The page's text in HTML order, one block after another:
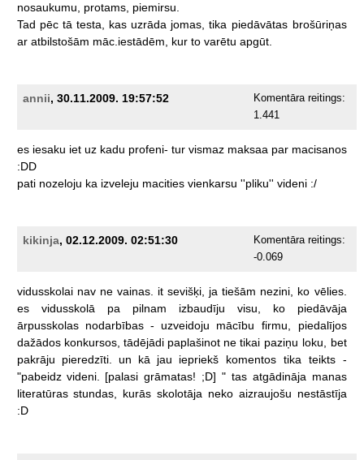
nosaukumu,
protams, piemirsu.
Tad pēc tā testa, kas uzrāda jomas, tika piedāvātas brošūriņas
ar atbilstošām māc.iestādēm, kur to varētu apgūt.
annii, 30.11.2009. 19:57:52
Komentāra reitings:
1.441
es iesaku iet uz kadu profeni- tur vismaz maksaa par macisanos
:DD
pati nozeloju ka izveleju macities vienkarsu ''pliku'' videni :/
kikinja, 02.12.2009. 02:51:30
Komentāra reitings:
-0.069
vidusskolai nav ne vainas. it sevišķi, ja tiešām nezini, ko vēlies.
es
vidusskolā pa pilnam izbaudīju visu, ko
piedāvāja
ārpusskolas nodarbības - uzveidoju mācību firmu,
piedalījos
dažādos konkursos, tādējādi paplašinot ne tikai paziņu loku,
bet
pakrāju
pieredzīti. un kā jau iepriekš komentos tika teikts -
"pabeidz videni. [palasi grāmatas! ;D] " tas atgādināja manas
literatūras stundas, kurās skolotāja neko aizraujošu nestāstīja
:D